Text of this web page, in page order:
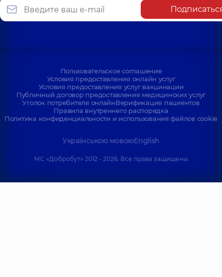
Пользовательское соглашение
Условия предоставления онлайн услуг
Условия предоставления услуг вакцинации
Публичный договор предоставления медицинских услуг
Уголок потребителя онлайнВерификация пациентов
Правила внутреннего распорядка
Политика конфиденциальности и использования файлов cookie
Українською мовоюEnglish
МС «Добробут» 2012 - 2026. Все права защищены